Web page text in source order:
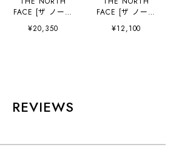
FACE [ザ ノース
フェイス正規代理
店] Shuttle Tote
LADY'S [2026SS]
¥20,350
FACE [ザ ノース
フェイス正規代理
店] Shuttle
¥12,100
REVIEWS